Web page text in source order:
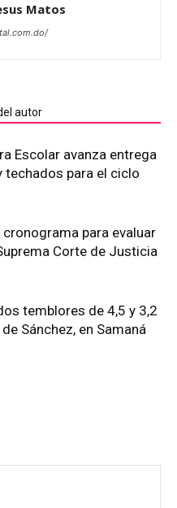
Matos
autor
Escolar avanza entrega
techados para el ciclo
cronograma para evaluar
Corte de Justicia
temblores de 4,5 y 3,2
Sánchez, en Samaná